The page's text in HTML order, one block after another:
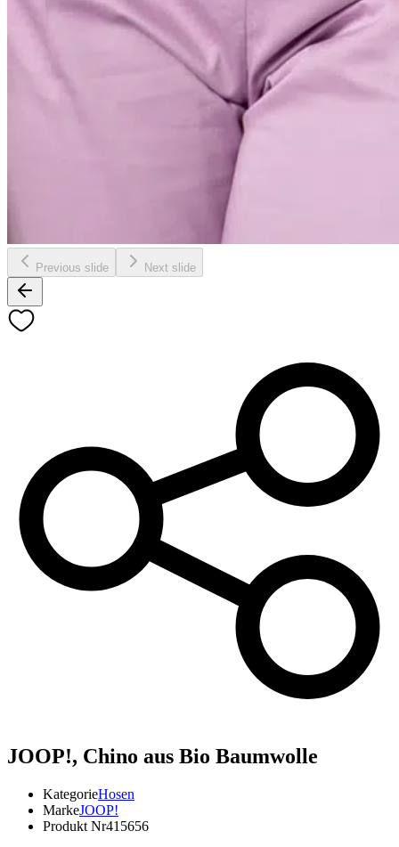
Previous slide Next slide
JOOP!, Chino aus Bio Baumwolle
KategorieHosen
MarkeJOOP!
Produkt Nr415656